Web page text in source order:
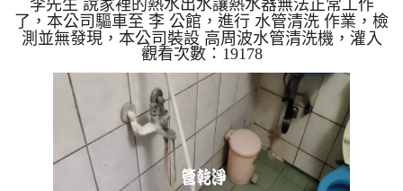
水管
李先生 說家裡的熱水出水讓熱水器無法正常工作
了，本公司驅車至 李 公館，進行 水管清洗 作業，檢
測並無發現，本公司裝設 高周波水管清洗機，灌入
檸檬酸 至水管，等了約15分，開啟 水管清洗機 ，啟
動 螺旋波 模式，一開始就流出棕色髒水，後來變成
泥水，兩個多小時後，出水變乾淨熱水出水量恢復
了。 如是自來水，如水管老化，會產生鐵鏽跟泥沙
堆積，洗出來的水就會是咖啡色，地下水含有氧化
錳，管壁上會結成黑色管垢，洗出來的水會跟石油一
樣黑，有些洗出綠色的水，是因為裡面有銅的物質，
生鏽產生銅綠，如是藍色的...
觀看次數：19178